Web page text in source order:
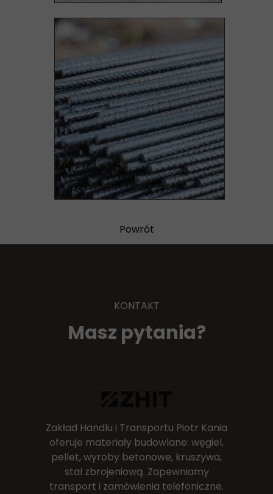
Powrót
Zakład Handlu i Transportu Piotr Kania
oferuje materiały budowlane: węgiel,
pellet, wyroby betonowe, kruszywa,
stal zbrojeniową. Zapewniamy
transport i zamówienia telefoniczne.
KONTAKT
Masz pytania?